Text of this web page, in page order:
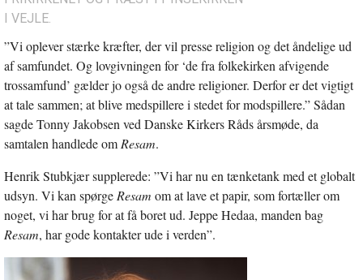
I VEJLE.
”Vi oplever stærke kræfter, der vil presse religion og det åndelige ud
af samfundet. Og lovgivningen for ‘de fra folkekirken afvigende
trossamfund’ gælder jo også de andre religioner. Derfor er det vigtigt
at tale sammen; at blive medspillere i stedet for modspillere.” Sådan
sagde Tonny Jakobsen ved Danske Kirkers Råds årsmøde, da
samtalen handlede om Resam.
Henrik Stubkjær supplerede: ”Vi har nu en tænketank med et globalt
udsyn. Vi kan spørge Resam om at lave et papir, som fortæller om
noget, vi har brug for at få boret ud. Jeppe Hedaa, manden bag
Resam, har gode kontakter ude i verden”.